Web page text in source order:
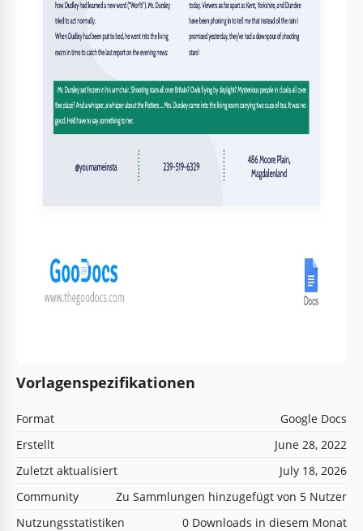
Vorlagenspezifikationen
Format
Google Docs
Erstellt
June 28, 2022
Zuletzt aktualisiert
July 18, 2026
Community
Zu Sammlungen hinzugefügt von 5 Nutzer
Nutzungsstatistiken
0 Downloads in diesem Monat